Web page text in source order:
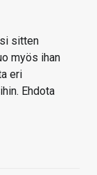
sitten
myös ihan
eri
Ehdota